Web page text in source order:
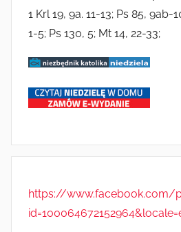
1 Krl 19, 9a. 11-13; Ps 85, 9ab-
1-5; Ps 130, 5; Mt 14, 22-33;
https://www.facebook.com/